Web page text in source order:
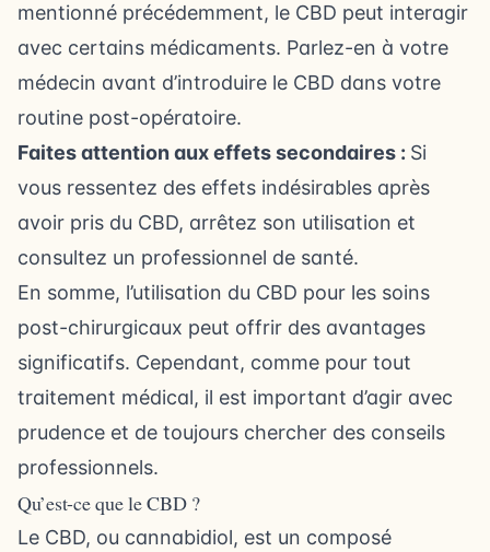
mentionné précédemment, le CBD peut interagir
avec certains médicaments. Parlez-en à votre
médecin avant d’introduire le CBD dans votre
routine post-opératoire.
Faites attention aux effets secondaires : Si
vous ressentez des effets indésirables après
avoir pris du CBD, arrêtez son utilisation et
consultez un professionnel de santé.
En somme, l’utilisation du CBD pour les soins
post-chirurgicaux peut offrir des avantages
significatifs. Cependant, comme pour tout
traitement médical, il est important d’agir avec
prudence et de toujours chercher des conseils
professionnels.
Qu’est-ce que le CBD ?
Le CBD, ou cannabidiol, est un composé